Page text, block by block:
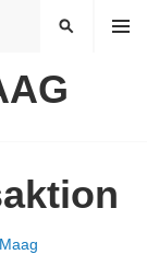
MENÜ
SUCHEN